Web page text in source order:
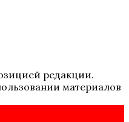
редакции.
материалов